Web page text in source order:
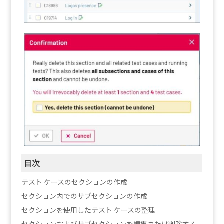
目次
テスト ケースのセクションの作成
セクション内でのサブセクションの作成
セクションを使用したテスト ケースの整理